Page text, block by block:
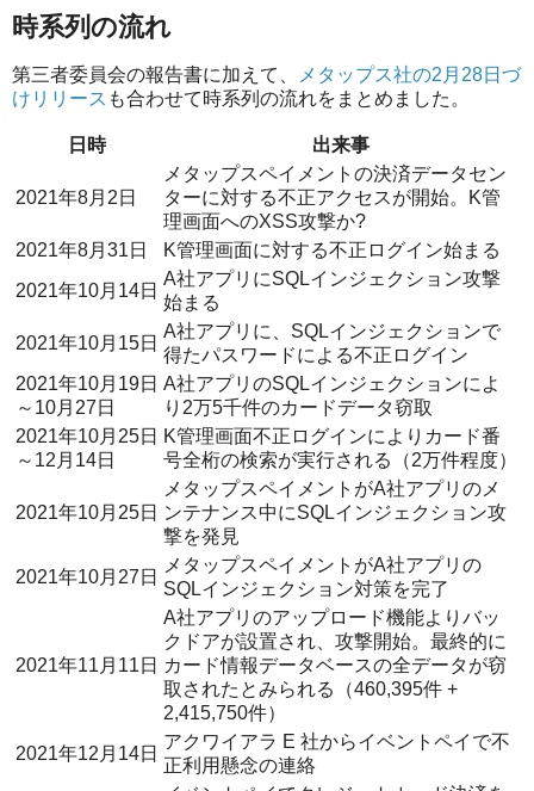
時系列の流れ
第三者委員会の報告書に加えて、
メタップス社の2月28日づ
けリリース も合わせて時系列の流れをまとめました。
日時 出来事
2021年8月2日
メタップスペイメントの決済データセン
ターに対する不正アクセスが開始。K管
理画面へのXSS攻撃か?
2021年8月31日
K管理画面に対する不正ログイン始まる
2021年10月14日
A社アプリにSQLインジェクション攻撃
始まる
2021年10月15日
A社アプリに、SQLインジェクションで
得たパスワードによる不正ログイン
2021年10月19日
～10月27日
A社アプリのSQLインジェクションによ
り2万5千件のカードデータ窃取
2021年10月25日
～12月14日
K管理画面不正ログインによりカード番
号全桁の検索が実行される（2万件程度）
2021年10月25日
メタップスペイメントがA社アプリのメ
ンテナンス中にSQLインジェクション攻
撃を発見
2021年10月27日
メタップスペイメントがA社アプリの
SQLインジェクション対策を完了
2021年11月11日
A社アプリのアップロード機能よりバッ
クドアが設置され、攻撃開始。最終的に
カード情報データベースの全データが窃
取されたとみられる（460,395件 +
2,415,750件）
2021年12月14日
アクワイアラ E 社からイベントペイで不
正利用懸念の連絡